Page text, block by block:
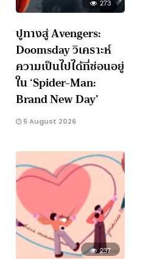
273
ปูทางสู่ Avengers:
Doomsday วิเคราะห์
ความเป็นไปได้ที่ซ่อนอยู่
ใน ‘Spider-Man:
Brand New Day’
5 August 2026
237